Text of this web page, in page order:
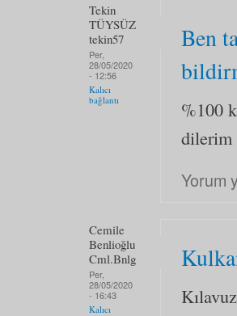
Tekin
TÜYSÜZ
tekin57
Per,
28/05/2020
- 12:56
Kalıcı
bağlantı
Ben
%100
dilerim
Yorum
Cemile
Benlioğlu
Cml.Bnlg
Per,
28/05/2020
- 16:43
Kalıcı